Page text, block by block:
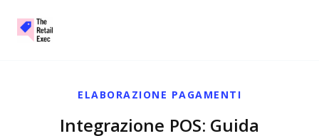
ELABORAZIONE PAGAMENTI
Integrazione POS: Guida